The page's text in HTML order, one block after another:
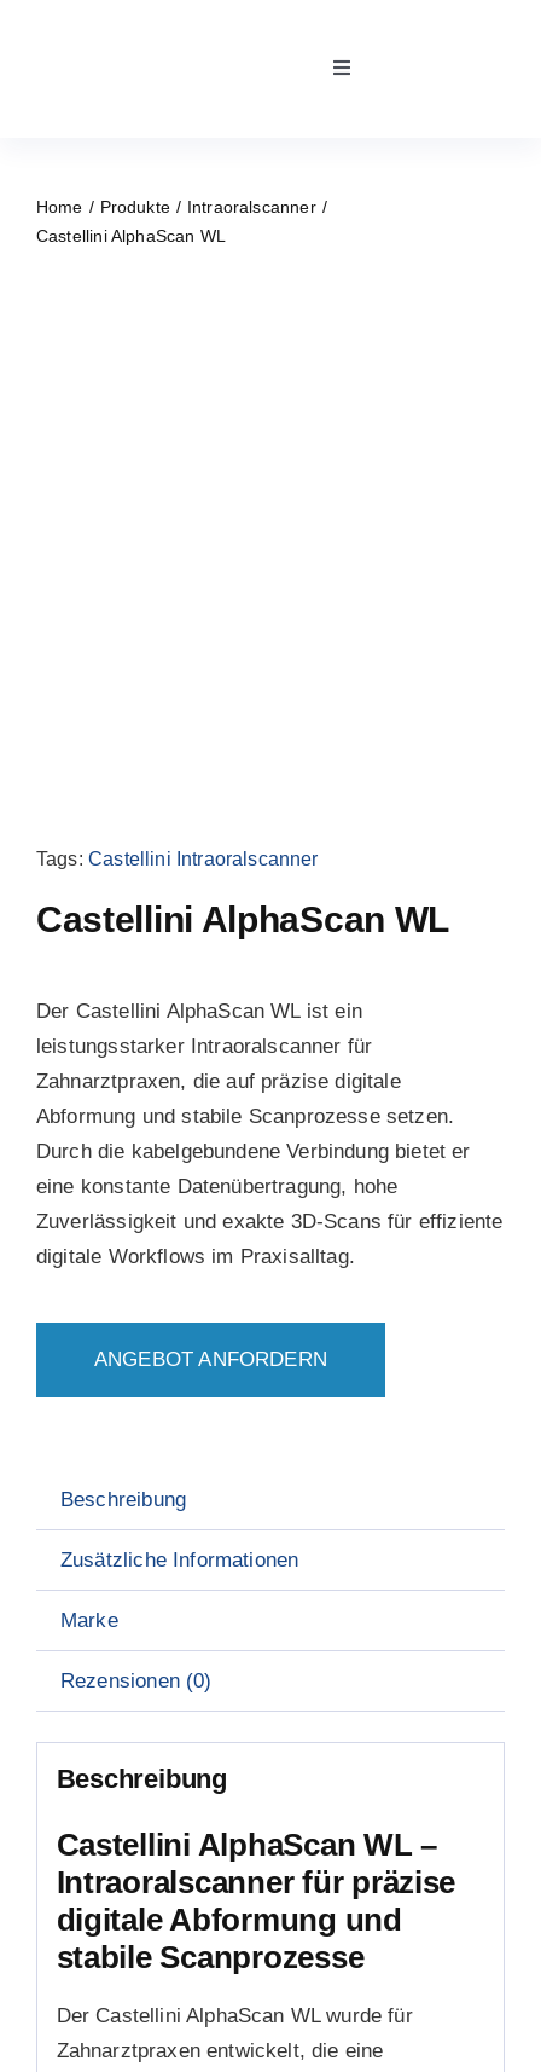
Toggle
Home Produkte
Intraoralscanner
Castellini AlphaScan WL
Tags:Castellini Intraoralscanner
Castellini AlphaScan WL
Der Castellini AlphaScan WL ist ein
leistungsstarker Intraoralscanner für
Zahnarztpraxen, die auf präzise digitale
Abformung und stabile Scanprozesse setzen.
Durch die kabelgebundene Verbindung bietet er
eine konstante Datenübertragung, hohe
Zuverlässigkeit und exakte 3D-Scans für effiziente
digitale Workflows im Praxisalltag.
ANGEBOT ANFORDERN
Beschreibung
Zusätzliche Informationen
Marke
Rezensionen (0)
Beschreibung
Castellini AlphaScan WL –
Intraoralscanner für präzise
digitale Abformung und
stabile Scanprozesse
Der Castellini AlphaScan WL wurde für
Zahnarztpraxen entwickelt, die eine